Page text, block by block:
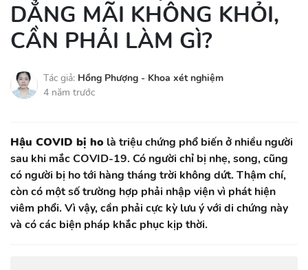
DẲNG MÃI KHÔNG KHỎI,
CẦN PHẢI LÀM GÌ?
Tác giả: Hồng Phượng - Khoa xét nghiệm
4 năm trước
Hậu COVID bị ho là triệu chứng phổ biến ở nhiều người
sau khi mắc COVID-19. Có người chỉ bị nhẹ, song, cũng
có người bị ho tới hàng tháng trời không dứt. Thậm chí,
còn có một số trường hợp phải nhập viện vì phát hiện
viêm phổi. Vì vậy, cần phải cực kỳ lưu ý với di chứng này
và có các biện pháp khắc phục kịp thời.